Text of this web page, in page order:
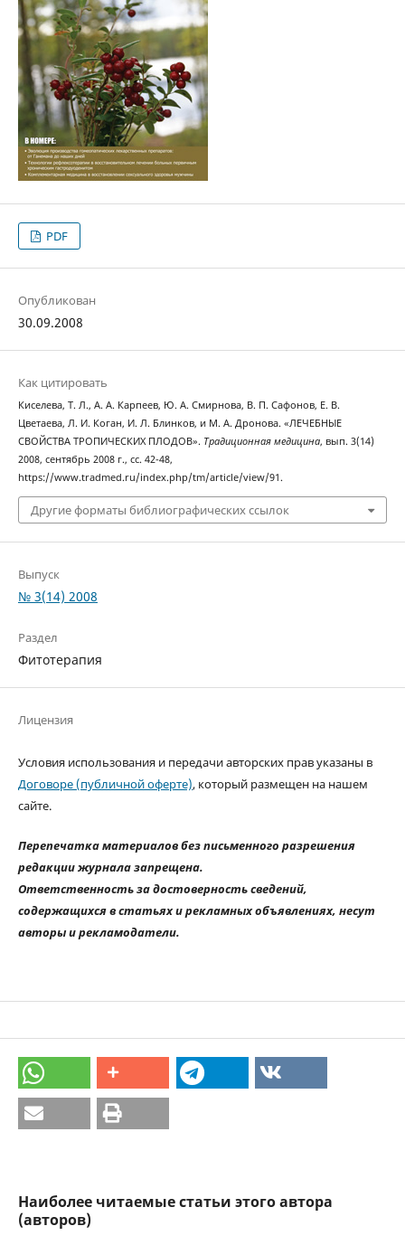
PDF
Опубликован
30.09.2008
Как цитировать
Киселева, Т. Л., А. А. Карпеев, Ю. А. Смирнова, В. П. Сафонов, Е. В.
Цветаева, Л. И. Коган, И. Л. Блинков, и М. А. Дронова. «ЛЕЧЕБНЫЕ
СВОЙСТВА ТРОПИЧЕСКИХ ПЛОДОВ». Традиционная медицина, вып. 3(14)
2008, сентябрь 2008 г., сс. 42-48,
https://www.tradmed.ru/index.php/tm/article/view/91.
Другие форматы библиографических ссылок
Выпуск
№ 3(14) 2008
Раздел
Фитотерапия
Лицензия
Условия использования и передачи авторских прав указаны в
Договоре (публичной оферте), который размещен на нашем
сайте.
Перепечатка материалов без письменного разрешения
редакции журнала запрещена.
Ответственность за достоверность сведений,
содержащихся в статьях и рекламных объявлениях, несут
авторы и рекламодатели.
Наиболее читаемые статьи этого автора
(авторов)